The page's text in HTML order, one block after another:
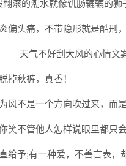
滚的潮水就像饥肠辘辘的狮
偏头痛，不带隐形就是酷刑
掉秋裤，真香！
风不是一个方向吹过来，而
笑不管他人怎样说眼里都只会
给予;有一种爱，不善言表，